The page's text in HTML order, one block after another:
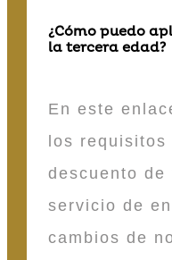
¿Cómo puedo
la tercera edad?
En este
los
descuento de
servicio de
cambios de